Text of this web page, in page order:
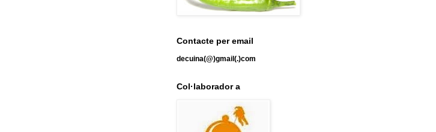
Contacte per email
decuina(@)gmail(.)com
Col·laborador a